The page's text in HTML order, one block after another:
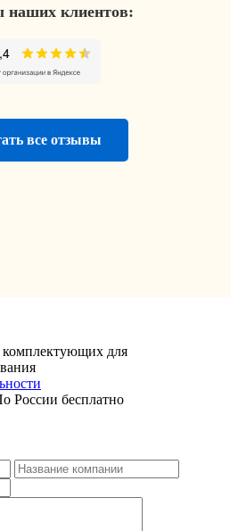
наших клиентов:
все отзывы
для
России бесплатно